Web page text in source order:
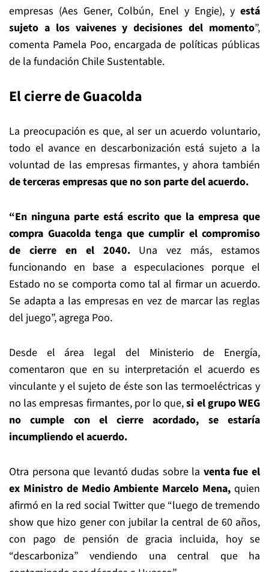
empresas (Aes Gener, Colbún, Enel y Engie), y está
sujeto a los vaivenes y decisiones del momento”,
comenta Pamela Poo, encargada de políticas públicas
de la fundación Chile Sustentable.
El cierre de Guacolda
La preocupación es que, al ser un acuerdo voluntario,
todo el avance en descarbonización está sujeto a la
voluntad de las empresas firmantes, y ahora también
de terceras empresas que no son parte del acuerdo.
“En ninguna parte está escrito que la empresa que
compra Guacolda tenga que cumplir el compromiso
de cierre en el 2040.Una vez más, estamos
funcionando en base a especulaciones porque el
Estado no se comporta como tal al firmar un acuerdo.
Se adapta a las empresas en vez de marcar las reglas
del juego”, agrega Poo.
Desde el área legal del Ministerio de Energía,
comentaron que en su interpretación el acuerdo es
vinculante y el sujeto de éste son las termoeléctricas y
no las empresas firmantes, por lo que,si el grupo WEG
no cumple con el cierre acordado, se estaría
incumpliendo el acuerdo.
Otra persona que levantó dudas sobre la venta fue el
ex Ministro de Medio Ambiente Marcelo Mena, quien
afirmó en la red social Twitter que “luego de tremendo
show que hizo gener con jubilar la central de 60 años,
con pago de pensión de gracia incluida, hoy se
“descarboniza” vendiendo una central que ha